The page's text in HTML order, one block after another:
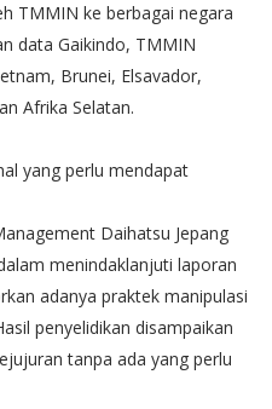
TMMIN ke berbagai negara
data Gaikindo, TMMIN
Brunei, Elsavador,
Afrika Selatan.
yang perlu mendapat
Daihatsu Jepang
menindaklanjuti laporan
adanya praktek manipulasi
penyelidikan disampaikan
tanpa ada yang perlu